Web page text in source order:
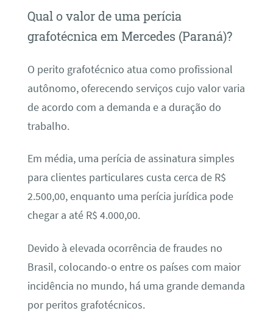
Qual o valor de uma perícia
grafotécnica em Mercedes (Paraná)?
O perito grafotécnico atua como profissional
autônomo, oferecendo serviços cujo valor varia
de acordo com a demanda e a duração do
trabalho.
Em média, uma perícia de assinatura simples
para clientes particulares custa cerca de R$
2.500,00, enquanto uma perícia jurídica pode
chegar a até R$ 4.000,00.
Devido à elevada ocorrência de fraudes no
Brasil, colocando-o entre os países com maior
incidência no mundo, há uma grande demanda
por peritos grafotécnicos.